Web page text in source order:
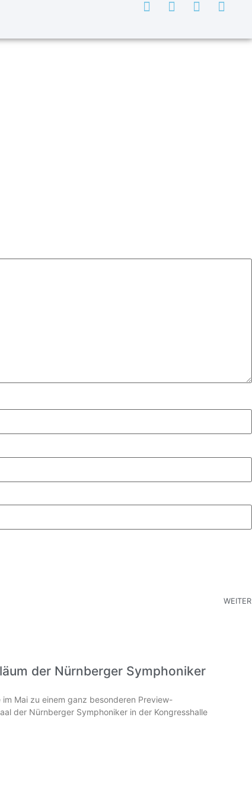
WEITER
der Nürnberger Symphoniker
Mai zu einem ganz besonderen Preview-
der Nürnberger Symphoniker in der Kongresshalle